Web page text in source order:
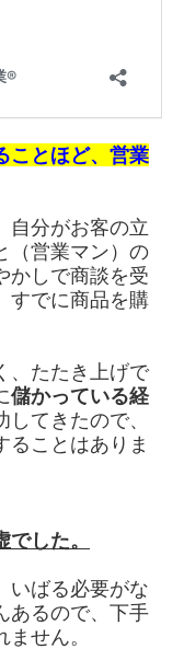
とほど、 営業
自分がお客の立
（営業マン）の
かしで商談を受
すでに商品を購
、たたき上げで
儲かっている経
てきたので、
ることはありま
した。
いばる必要がな
あるので、下手
せん。